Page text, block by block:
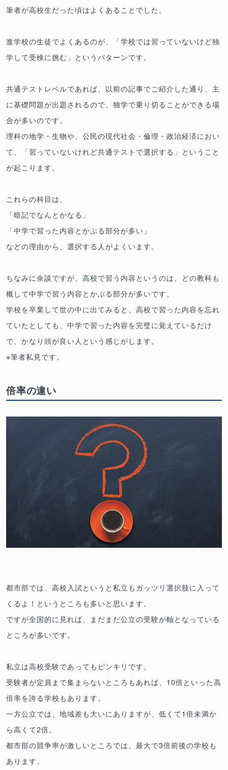
筆者が高校生だった頃はよくあることでした。
進学校の生徒でよくあるのが、「学校では習っていないけど独
学して受検に挑む」というパターンです。
共通テストレベルであれば、以前の記事でご紹介した通り、主
に基礎問題が出題されるので、独学で乗り切ることができる場
合が多いのです。
理科の地学・生物や、公民の現代社会・倫理・政治経済におい
て、「習っていないけれど共通テストで選択する」ということ
が起こります。
これらの科目は、
「暗記でなんとかなる」
「中学で習った内容とかぶる部分が多い」
などの理由から、選択する人がよくいます。
ちなみに余談ですが、高校で習う内容というのは、どの教科も
概して中学で習う内容とかぶる部分が多いです。
学校を卒業して世の中に出てみると、高校で習った内容を忘れ
ていたとしても、中学で習った内容を完璧に覚えているだけ
で、かなり頭が良い人という感じがします。
※筆者私見です。
倍率の違い
都市部では、高校入試というと私立もガッツリ選択肢に入って
くるよ！というところも多いと思います。
ですが全国的に見れば、まだまだ公立の受験が軸となっている
ところが多いです。
私立は高校受験であってもピンキリです。
受験者が定員まで集まらないところもあれば、10倍といった高
倍率を誇る学校もあります。
一方公立では、地域差も大いにありますが、低くて1倍未満か
ら高くて2倍。
都市部の競争率が激しいところでは、最大で3倍前後の学校も
あります。